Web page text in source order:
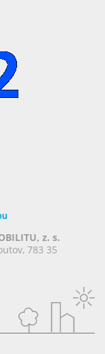
z. s.
783 35